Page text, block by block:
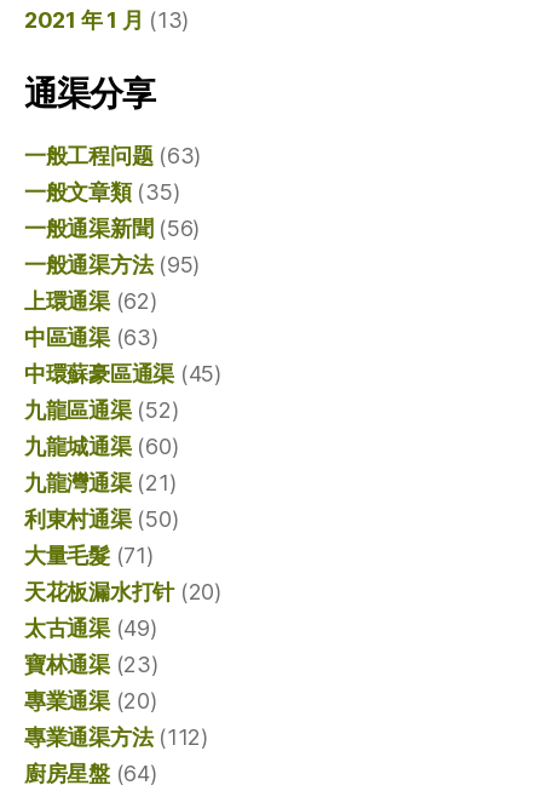
2021 年 1 月 (13)
通渠分享
一般工程问题(63)
一般文章類(35)
一般通渠新聞 (56)
一般通渠方法(95)
上環通渠(62)
中區通渠(63)
中環蘇豪區通渠 (45)
九龍區通渠(52)
九龍城通渠(60)
九龍灣通渠(21)
利東村通渠(50)
大量毛髮(71)
天花板漏水打针(20)
太古通渠(49)
寶林通渠(23)
專業通渠(20)
專業通渠方法(112)
廚房星盤(64)